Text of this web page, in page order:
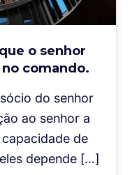
o senhor
comando.
do senhor
ao senhor a
de
depende […]